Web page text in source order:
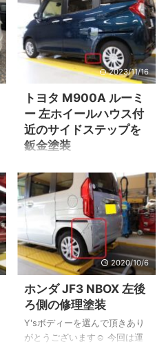
2023/11/16
トヨタ M900A ルーミ
ー 左ホイールハウス付
近のサイドステップを
鈑金塗装
へこみの確認 ▲TOYOTAルー
ミー ▲こちらがキズ・へこみ
です。 この場所だと修理する
のにスライドドアが邪魔にな
るので脱着作業が必要になり
ます。 それを含めて動画にま
とめてあるのでよろしければ
TOYOTAルーミー左サイドス
テップ後方の鈑金塗装 ▲Y'sボ
ディーYouTubeチャンネルで
す。 鈑金塗装が完成！ ▲完
2020/10/6
ホンダ JF3 NBOX 左後
ろ側の修理塗装
Y'sボディーを選んで頂きあり
がとうございます☺ 今回は運